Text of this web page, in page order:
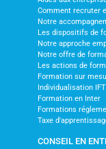
Comment recruter
Notre
Les dispositifs de
Notre approche
Notre offre de
Les actions de
Formation sur
Individualisation IFTI
Formation en Inter
Formations
Taxe
CONSEIL EN